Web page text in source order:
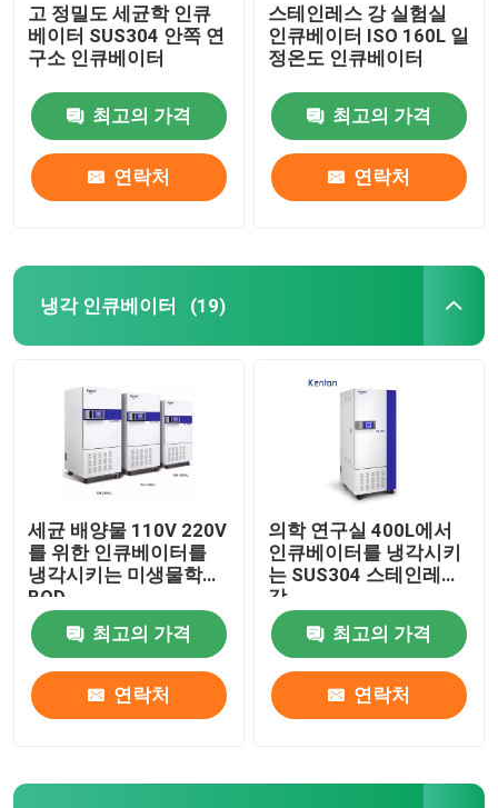
고 정밀도 세균학 인큐
베이터 SUS304 안쪽 연
구소 인큐베이터
최고의 가격
연락처
스테인레스 강 실험실
인큐베이터 ISO 160L 일
정온도 인큐베이터
최고의 가격
연락처
냉각 인큐베이터 (19)
세균 배양물 110V 220V
를 위한 인큐베이터를
냉각시키는 미생물학
BOD
최고의 가격
연락처
의학 연구실 400L에서
인큐베이터를 냉각시키
는 SUS304 스테인레스
강
최고의 가격
연락처